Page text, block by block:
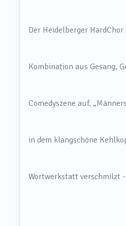
Der Heidelberger
Kombination aus Gesang,
Comedyszene auf.
in dem klangschöne
Wortwerkstatt verschmilzt